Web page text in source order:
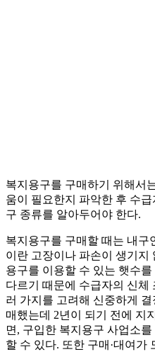
복지용구를 구매하기 위해서
움이 필요한지 파악한 후 수
구 종류를 알아두어야 한다.
복지용구를 구매할 때는 내구
이란 고장이나 파손이 생기지
용구를 이용할 수 있는 햇수
다르기 때문에 수급자의 신체
러 가지를 고려해 신중하게
매했는데 2년이 되기 전에 지
면, 구입한 복지용구 사업소
할 수 있다. 또한 구매·대여가